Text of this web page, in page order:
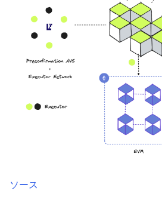
ソース